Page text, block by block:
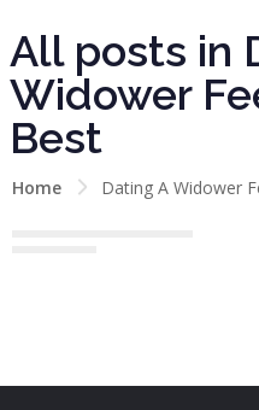
All posts in
Widower
Best
Home Dating A Widower